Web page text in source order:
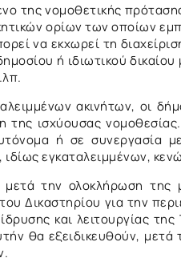
της νομοθετικής
ορίων των οποίων
να εκχωρεί τη
ή ιδιωτικού δικαίου
ακινήτων, οι
της ισχύουσας
ή σε συνεργασία
εγκαταλειμμένων,
την ολοκλήρωση της
Δικαστηρίου για την
και λειτουργίας
θα εξειδικευθούν,